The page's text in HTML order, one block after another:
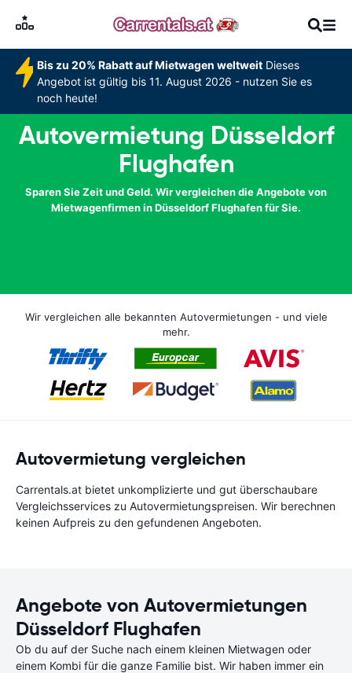
Bis zu 20% Rabatt auf Mietwagen weltweitDieses
Angebot ist gültig bis 11. August 2026 - nutzen Sie es
noch heute!
Autovermietung Düsseldorf
Flughafen
Sparen Sie Zeit und Geld. Wir vergleichen die Angebote von
Mietwagenfirmen in Düsseldorf Flughafen für Sie.
Wir vergleichen alle bekannten Autovermietungen - und viele
mehr.
Autovermietung vergleichen
Carrentals.at bietet unkomplizierte und gut überschaubare
Vergleichsservices zu Autovermietungspreisen. Wir berechnen
keinen Aufpreis zu den gefundenen Angeboten.
Angebote von Autovermietungen
Düsseldorf Flughafen
Ob du auf der Suche nach einem kleinen Mietwagen oder
einem Kombi für die ganze Familie bist. Wir haben immer ein